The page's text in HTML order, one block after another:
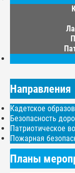
Направления
Кадетское
Безопасность
Патриотическое
Пожарная
Планы